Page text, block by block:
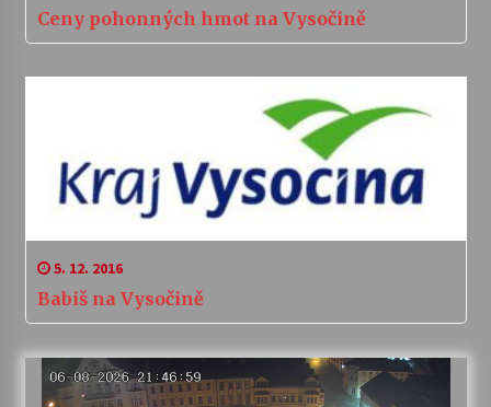
Ceny pohonných hmot na Vysočině
5. 12. 2016
Babiš na Vysočině